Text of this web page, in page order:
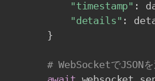
"timestamp" :
"details" :
}
# WebSocketでJSONを